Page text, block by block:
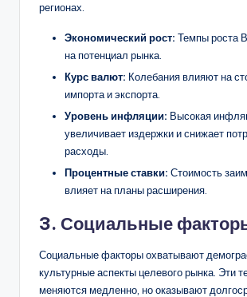
регионах.
Экономический рост: Темпы роста
на потенциал рынка.
Курс валют: Колебания влияют на
импорта и экспорта.
Уровень инфляции: Высокая
увеличивает издержки и снижает
расходы.
Процентные ставки: Стоимость
влияет на планы расширения.
3. Социальные
Социальные факторы охватывают
культурные аспекты целевого рынка. Эти
меняются медленно, но оказывают